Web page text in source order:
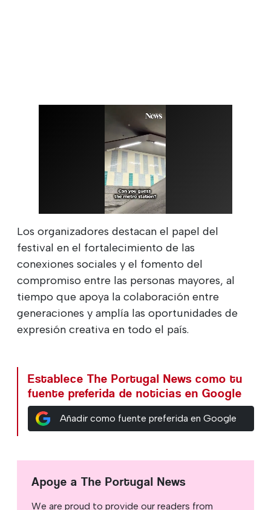
Los organizadores destacan el papel del
festival en el fortalecimiento de las
conexiones sociales y el fomento del
compromiso entre las personas mayores, al
tiempo que apoya la colaboración entre
generaciones y amplía las oportunidades de
expresión creativa en todo el país.
Establece The Portugal News como tu
fuente preferida de noticias en Google
Añadir como fuente preferida en Google
Apoye a The Portugal News
We are proud to provide our readers from